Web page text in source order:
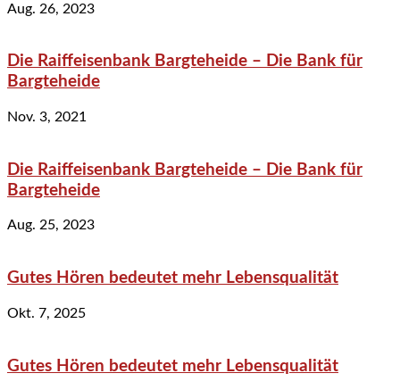
Aug. 26, 2023
Die Raiffeisenbank Bargteheide – Die Bank für
Bargteheide
Nov. 3, 2021
Die Raiffeisenbank Bargteheide – Die Bank für
Bargteheide
Aug. 25, 2023
Gutes Hören bedeutet mehr Lebensqualität
Okt. 7, 2025
Gutes Hören bedeutet mehr Lebensqualität